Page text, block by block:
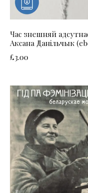
Час знешняй
Аксана Данільчык
£3.00